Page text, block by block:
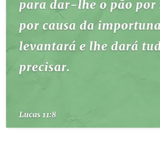
ESBOÇOS DE PREGAÇÃO
TEMAS
PERGUNTE À BÍBLIA
QUEM SOMOS